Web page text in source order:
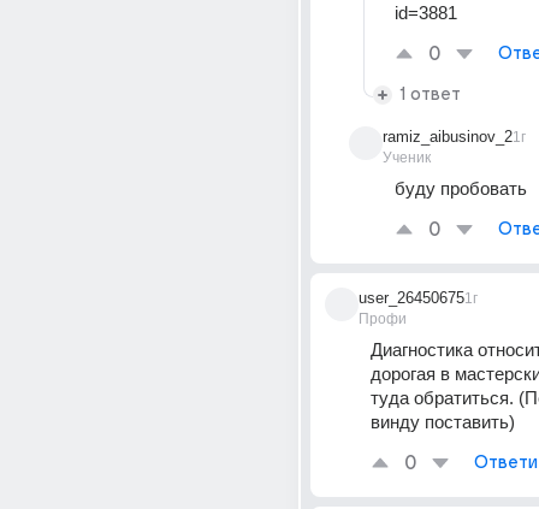
id=3881
0
1 ответ
ramiz_aibusinov_2
Ученик
1г
буду пробовать
0
user_26450675
Профи
1г
Диагностика
дорогая в
туда обратиться.
винду поставить)
0